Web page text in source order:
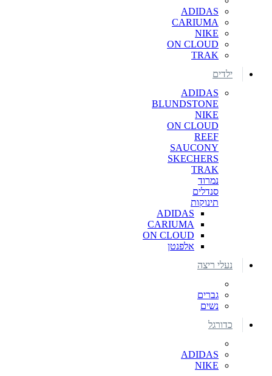
ADIDAS
CARIUMA
NIKE
ON CLOUD
TRAK
ילדים
ADIDAS
BLUNDSTONE
NIKE
ON CLOUD
REEF
SAUCONY
SKECHERS
TRAK
נמרוד
סנדלים
תינוקות
ADIDAS
CARIUMA
ON CLOUD
אלפנטן
נעלי ריצה
גברים
נשים
כדורגל
ADIDAS
NIKE